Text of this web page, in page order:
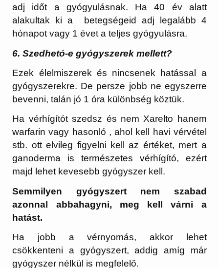
adj időt a gyógyulásnak. Ha 40 év alatt
alakultak ki a betegségeid adj legalább 4
hónapot vagy 1 évet a teljes gyógyulásra.
6. Szedhetó-e gyógyszerek mellett?
Ezek élelmiszerek és nincsenek hatással a
gyógyszerekre. De persze jobb ne egyszerre
bevenni, talán jó 1 óra különbség köztük.
Ha vérhígítót szedsz és nem Xarelto hanem
warfarin vagy hasonló , ahol kell havi vérvétel
stb. ott elvileg figyelni kell az értéket, mert a
ganoderma is természetes vérhígító, ezért
majd lehet kevesebb gyógyszer kell.
Semmilyen gyógyszert nem szabad
azonnal abbahagyni, meg kell várni a
hatást.
Ha jobb a vérnyomás, akkor lehet
csökkenteni a gyógyszert, addig amíg már
gyógyszer nélkül is megfelelő.